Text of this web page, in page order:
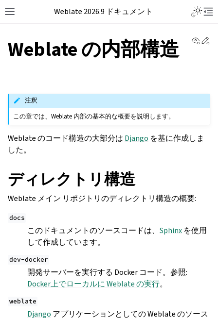
Weblate 2026.9 ドキュメント
Weblate の内部構造
注釈
この章では、Weblate 内部の基本的な概要を説明します。
Weblate のコード構造の大部分は Django を基に作成しま
した。
ディレクトリ構造
Weblate メイン リポジトリのディレクトリ構造の概要:
docs
このドキュメントのソースコードは、 Sphinx を使用
して作成しています。
dev-docker
開発サーバーを実行する Docker コード。参照:
Docker上でローカルに Weblate の実行。
weblate
Django アプリケーションとしての Weblate のソース